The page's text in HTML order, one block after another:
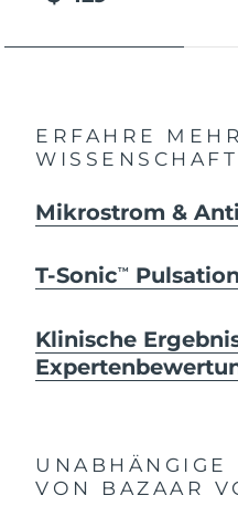
ERFAHRE
Mikrostrom &
T-SonicTM
Klinische
UNABHÄNGIGE
VON BAZAAR